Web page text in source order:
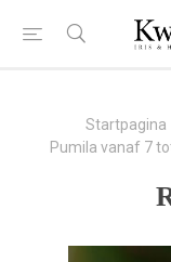
Startpagina
Pumila vanaf 7